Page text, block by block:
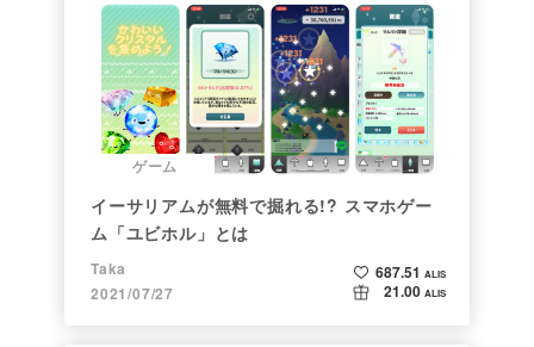
ゲーム
イーサリアムが無料で掘れる!? スマホゲー
ム「ユビホル」とは
Taka
2021/07/27
687.51 ALIS
21.00 ALIS